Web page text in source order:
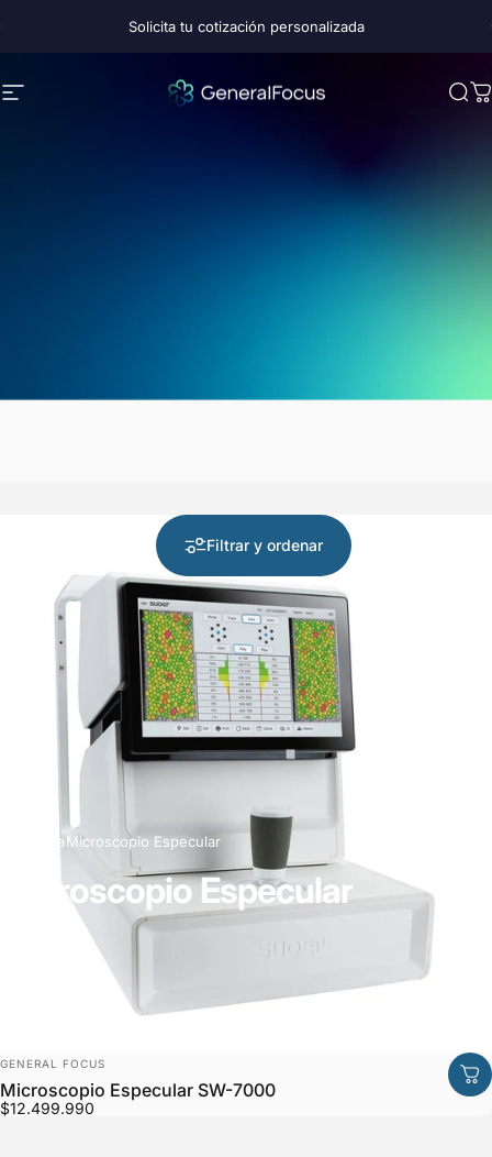
Solicita tu cotización personalizada
Navegación GeneralFocus Chile
TiendaMicroscopio Especular
MicroscopioEspecular
Filtrar y ordenar
Marca:
GENERAL FOCUS
Microscopio Especular SW-7000
$12.499.990